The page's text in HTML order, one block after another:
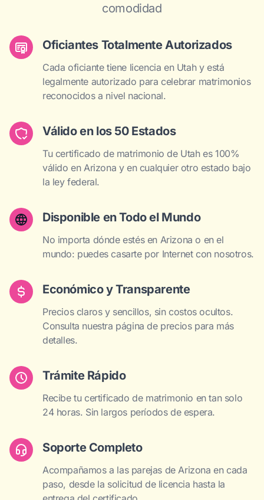
comodidad
Oficiantes Totalmente Autorizados
Cada oficiante tiene licencia en Utah y está
legalmente autorizado para celebrar matrimonios
reconocidos a nivel nacional.
Válido en los 50 Estados
Tu certificado de matrimonio de Utah es 100%
válido en Arizona y en cualquier otro estado bajo
la ley federal.
Disponible en Todo el Mundo
No importa dónde estés en Arizona o en el
mundo: puedes casarte por Internet con nosotros.
Económico y Transparente
Precios claros y sencillos, sin costos ocultos.
Consulta nuestra página de precios para más
detalles.
Trámite Rápido
Recibe tu certificado de matrimonio en tan solo
24 horas. Sin largos períodos de espera.
Soporte Completo
Acompañamos a las parejas de Arizona en cada
paso, desde la solicitud de licencia hasta la